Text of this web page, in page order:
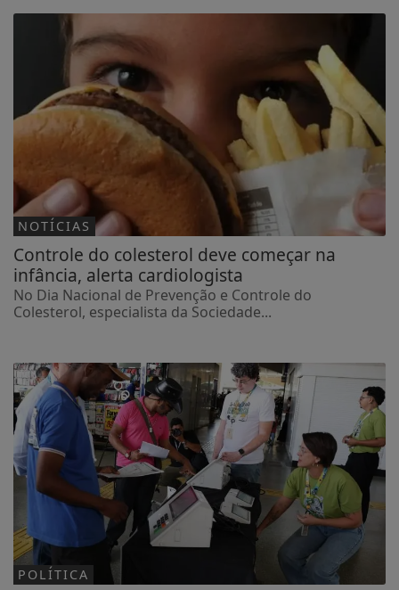
NOTÍCIAS
Controle do colesterol deve começar na
infância, alerta cardiologista
No Dia Nacional de Prevenção e Controle do
Colesterol, especialista da Sociedade...
POLÍTICA